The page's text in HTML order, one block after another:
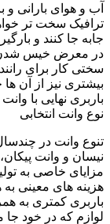
آب و هوای بارانی
ترافیک سخت تر
جابه جا کنند و
در معرض خیس شدن
سختی کار برای
بیشتری نیز از آن
باربری نهایی با
نوع وانت انتخابی
تنوع وانت در
نیسان و وانت
مزایای خاصی به
هزینه های معینی به
باربری کمتری به
لوازم که در خود جا